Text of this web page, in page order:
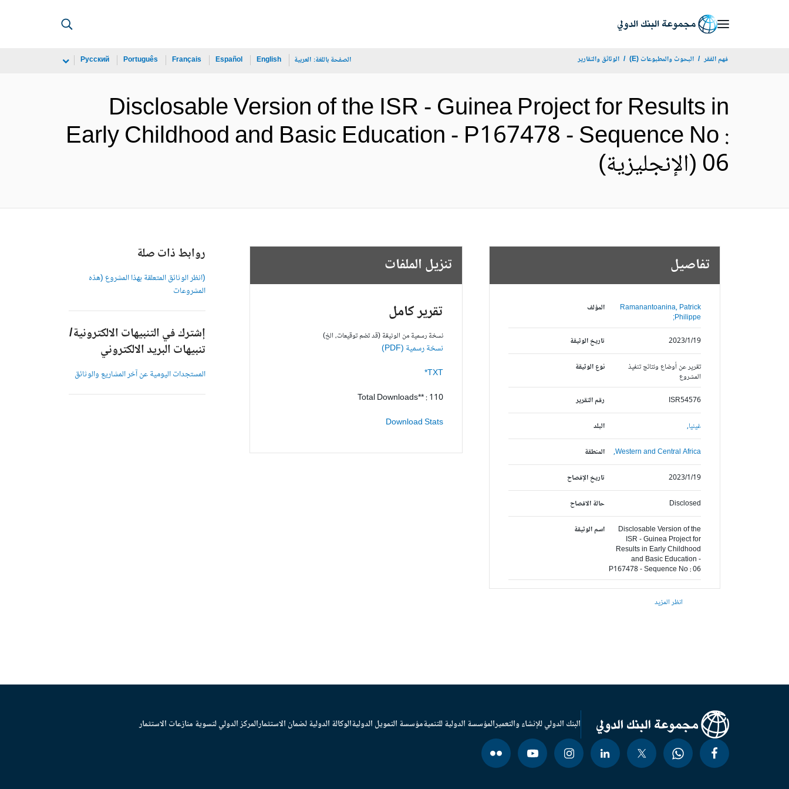
فهم الفقر البحوث والمطبوعات (E) الوثائق والتقارير الصفحة باللغة: العربية English
Español
Français
Português
Русский
Disclosable Version of the ISR - Guinea Project for Results in
Early Childhood and Basic Education - P167478 - Sequence No :
06 (الإنجليزية)
تفاصيل
المؤلف
Ramanantoanina, Patrick
Philippe;
تاريخ الوثيقة
2023/1/19
نوع الوثيقة
تقرير عن أوضاع ونتائج تنفيذ
المشروع
رقم التقرير
ISR54576
البلد غينيا,
المنطقة Western and Central Africa,
تاريخ الإفصاح 2023/1/19
حالة الافصاح Disclosed
اسم الوثيقة
Disclosable Version of the
ISR - Guinea Project for
Results in Early Childhood
and Basic Education -
P167478 - Sequence No : 06
انظر المزيد
تنزيل الملفات
تقرير كامل
نسخة رسمية من الوثيقة (قد تضم توقيعات، الخ)
نسخة رسمية (PDF)
TXT*
Total Downloads** : 110
Download Stats
روابط ذات صلة
(انظر الوثائق المتعلقة بهذا المشروع (هذه
المشروعات
إشترك في التنبيهات الالكترونية/
تنبيهات البريد الالكتروني
المستجدات اليومية عن آخر المشاريع والوثائق
البنك الدولي للإنشاء والتعميرالمؤسسة الدولية للتنميةمؤسسة التمويل الدوليةالوكالة الدولية لضمان الاستثمارالمركز الدولي لتسوية منازعات الاستثمار